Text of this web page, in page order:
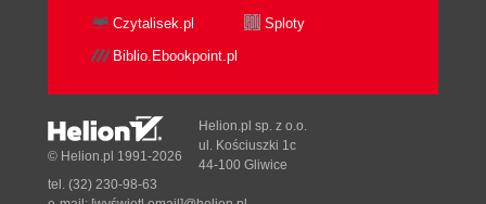
Czytalisek.pl
Sploty
Biblio.Ebookpoint.pl
© Helion.pl 1991-2026
Helion.pl sp. z o.o.
ul. Kościuszki 1c
44-100 Gliwice
tel. (32) 230-98-63